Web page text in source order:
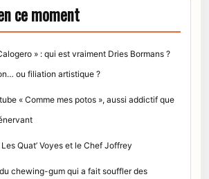
ce moment
» : qui est vraiment Dries Bormans ?
ou filiation artistique ?
« Comme mes potos », aussi addictif que
Quat’ Voyes et le Chef Joffrey
chewing-gum qui a fait souffler des